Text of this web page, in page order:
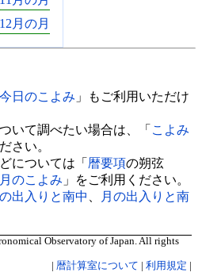
12月の月
今日のこよみ 」もご利用いただけ
いて調べたい場合は、「 こよみ
さい。
については「 暦要項の朔弦
のこよみ 」をご利用ください。
出入りと南中
月の出入りと南
Observatory of Japan. All rights
| 暦計算室について | 利用規定 |